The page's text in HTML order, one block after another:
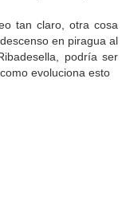
tan claro, otra cosa
en piragua al
podría ser
evoluciona esto